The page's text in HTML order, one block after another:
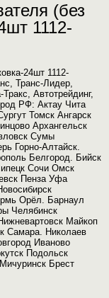
(без
1112-
24шт 1112-
Транс-Лидер,
Автотрейдинг,
РФ: Актау Чита
Томск Ангарск
Архангельск
Сумы
Горно-Алтайск.
Белгород. Бийск
Сочи Омск
Пенза Уфа
Орёл. Барнаул
Челябинск
Майкоп
Самара. Николаев
Иваново
Подольск
Брест